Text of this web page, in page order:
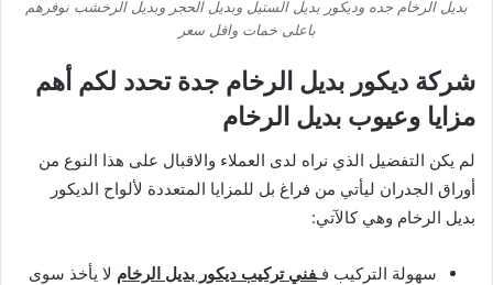
بديل الرخام جده وديكور بديل الستيل وبديل الحجر وبديل الرخشب نوفرهم
باعلى خمات واقل سعر
شركة ديكور بديل الرخام جدة تحدد لكم أهم
مزايا وعيوب بديل الرخام
لم يكن التفضيل الذي نراه لدى العملاء والاقبال على هذا النوع من
أوراق الجدران ليأتي من فراغ بل للمزايا المتعددة لألواح الديكور
بديل الرخام وهي كالآتي:
سهولة التركيب فـفني تركيب ديكور بديل الرخام لا يأخذ سوى